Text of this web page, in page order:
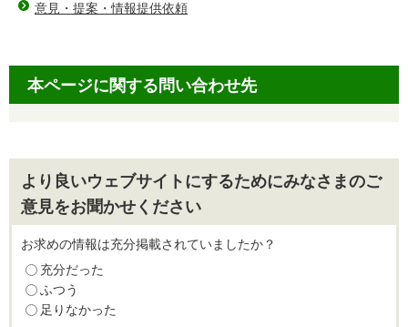
意見・提案・情報提供依頼
本ページに関する問い合わせ先
より良いウェブサイトにするためにみなさまのご
意見をお聞かせください
お求めの情報は充分掲載されていましたか？
充分だった
ふつう
足りなかった